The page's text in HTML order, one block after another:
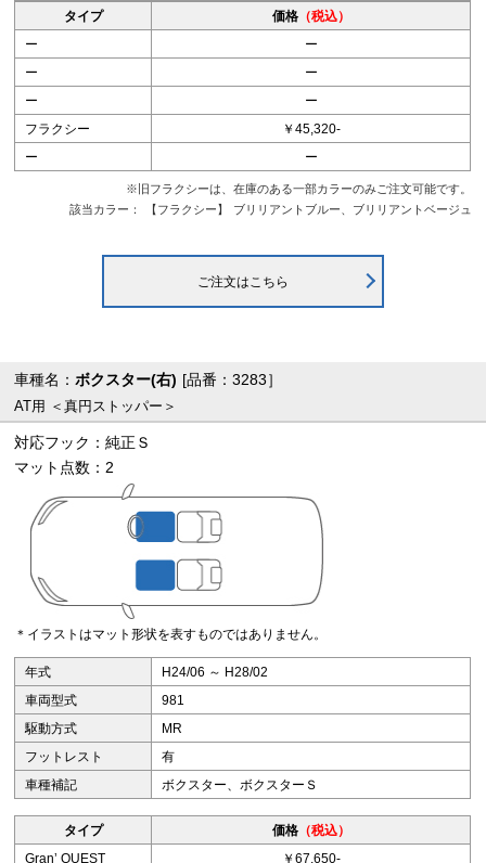
タイプ
価格（税込）
ー
ー
ー
ー
ー
ー
フラクシー
￥45,320-
ー
ー
※旧フラクシーは、在庫のある一部カラーのみご注文可能です。
該当カラー：
【フラクシー】 ブリリアントブルー、ブリリアントベージュ
ご注文はこちら
車種名：ボクスター(右) [品番：3283］
AT用 ＜真円ストッパー＞
対応フック：純正Ｓ
マット点数：2
＊イラストはマット形状を表すものではありません。
年式
H24/06 ～ H28/02
車両型式
981
駆動方式
MR
フットレスト
有
車種補記
ボクスター、ボクスターＳ
タイプ 価格（税込）
Granʼ QUEST
￥67,650-